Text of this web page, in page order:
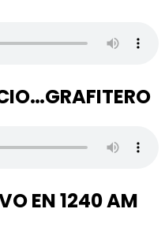
EN 1240 AM